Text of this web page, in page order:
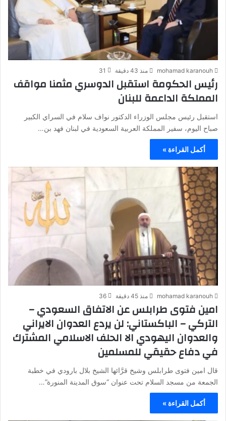
mohamad karanouh منذ 43 دقيقة 31
رئيس الحكومة استقبل الدوسري مثمنا مواقف
المملكة الداعمة للبنان
استقبل رئيس مجلس الوزراء الدكتور نواف سلام في السراي الكبير
صباح اليوم، سفير المملكة العربية السعودية في لبنان فهد بن…
أكمل القراءة »
mohamad karanouh منذ 45 دقيقة 36
امين فتوى طرابلس عن الاتفاق السعودي –
التركي – الباكستاني: لن يردع العدوان الايراني
والعدوان اليهودي الا الحلف الاسلامي المشترك
في دفاع حقيقي للمسلمين
قال امين فتوى طرابلس وشيخ قرَّائها الشيخ بلال بارودي في خطبة
الجمعة من مسجد السلام تحت عنوان “سوق المدينة المنورة”…
أكمل القراءة »